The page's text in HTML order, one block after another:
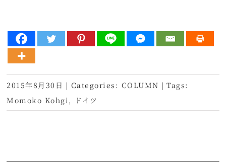
2015年8月30日 | Categories: COLUMN | Tags:
Momoko Kohgi , ドイツ